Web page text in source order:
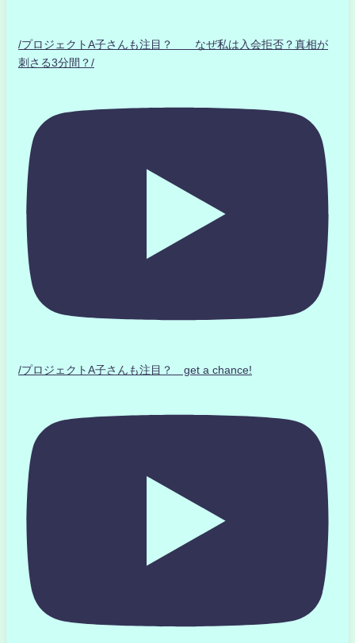
/プロジェクトA子さんも注目？ なぜ私は入会拒否？真相が
刺さる3分間？/
/プロジェクトA子さんも注目？ get a chance!